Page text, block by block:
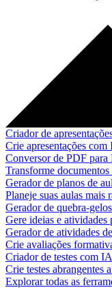
Criador de
Crie apresentações
Conversor de PDF para
Transforme
Gerador de planos de
Planeje suas aulas mais
Gerador de quebra-
Gere ideias e atividades
Gerador de atividades
Crie avaliações
Criador de testes com IA
Crie testes abrangentes
Explorar todas as